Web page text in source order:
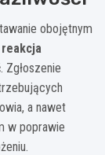
obojętnym
Zgłoszenie
a nawet
w poprawie